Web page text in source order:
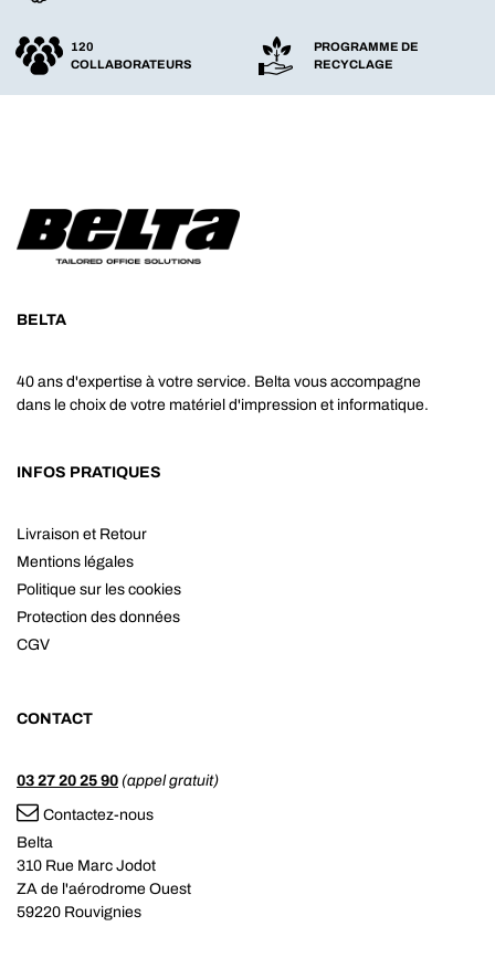
120
COLLABORATEURS
PROGRAMME DE
RECYCLAGE
BELTA
40 ans d'expertise à votre service. Belta vous accompagne
dans le choix de votre matériel d'impression et informatique.
INFOS PRATIQUES
Livraison et Retour
Mentions légales
Politique sur les cookies
Protection des données
CGV
CONTACT
03 27 20 25 90 (appel gratuit)
Contactez-nous
Belta
310 Rue Marc Jodot
ZA de l'aérodrome Ouest
59220 Rouvignies